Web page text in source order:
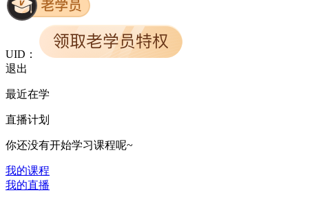
UID：
退出
最近在学
直播计划
你还没有开始学习课程呢~
我的课程
我的直播